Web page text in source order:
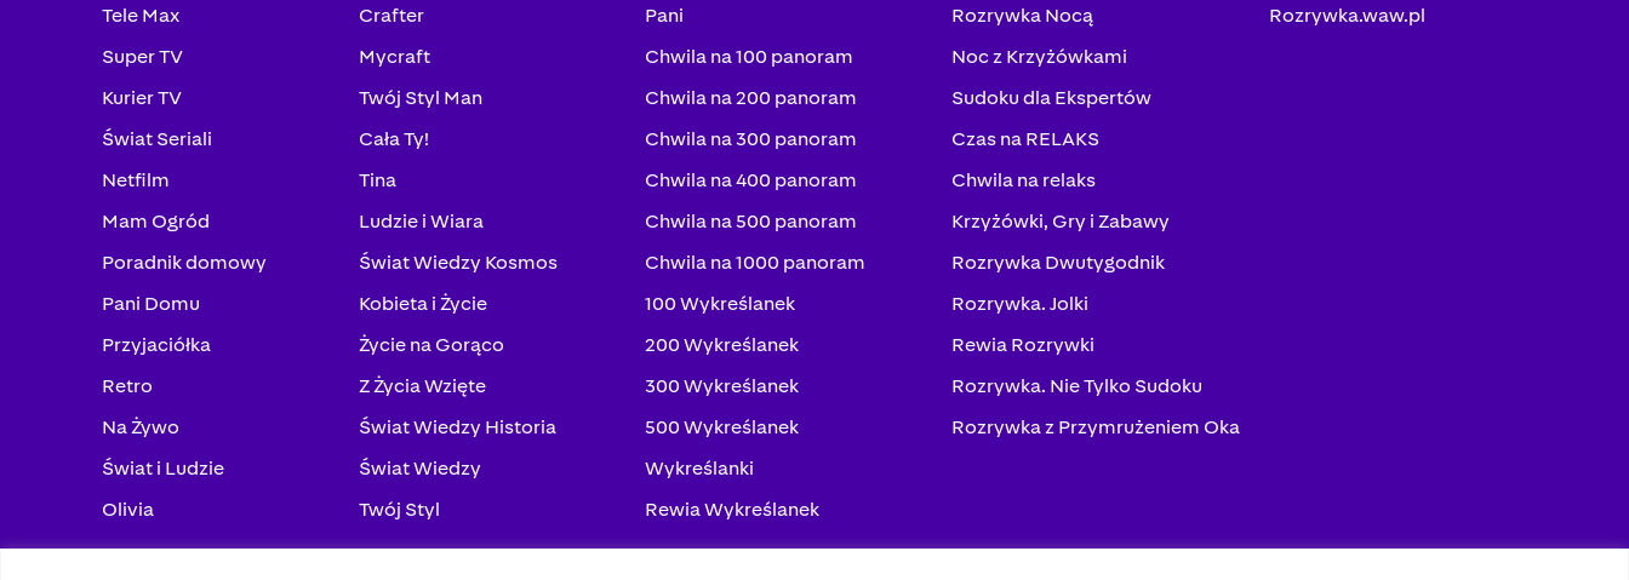
Tele Max
Super TV
Kurier TV
Świat Seriali
Netfilm
Mam Ogród
Poradnik domowy
Pani Domu
Przyjaciółka
Retro
Na Żywo
Świat i Ludzie
Olivia
Crafter
Mycraft
Twój Styl Man
Cała Ty!
Tina
Ludzie i Wiara
Świat Wiedzy Kosmos
Kobieta i Życie
Życie na Gorąco
Z Życia Wzięte
Świat Wiedzy Historia
Świat Wiedzy
Twój Styl
Pani
Chwila na 100 panoram
Chwila na 200 panoram
Chwila na 300 panoram
Chwila na 400 panoram
Chwila na 500 panoram
Chwila na 1000 panoram
100 Wykreślanek
200 Wykreślanek
300 Wykreślanek
500 Wykreślanek
Wykreślanki
Rewia Wykreślanek
Rozrywka Nocą
Noc z Krzyżówkami
Sudoku dla Ekspertów
Czas na RELAKS
Chwila na relaks
Krzyżówki, Gry i Zabawy
Rozrywka Dwutygodnik
Rozrywka. Jolki
Rewia Rozrywki
Rozrywka. Nie Tylko Sudoku
Rozrywka z Przymrużeniem Oka
Rozrywka.waw.pl